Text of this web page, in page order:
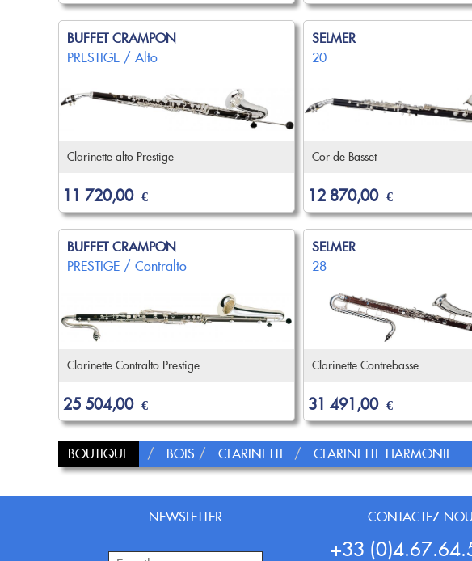
BUFFET CRAMPON
PRESTIGE / Alto
Clarinette alto Prestige
11 720,00 €
SELMER
20
Cor de Basset
12 870,00 €
BUFFET CRAMPON
PRESTIGE / Contralto
Clarinette Contralto Prestige
25 504,00 €
SELMER
28
Clarinette Contrebasse
31 491,00 €
BOUTIQUE BOIS CLARINETTE CLARINETTE HARMONIE
NEWSLETTER CONTACTEZ-
+33